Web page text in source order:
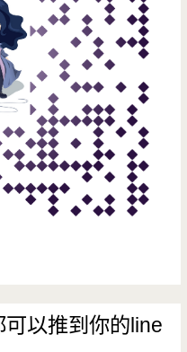
以推到你的line